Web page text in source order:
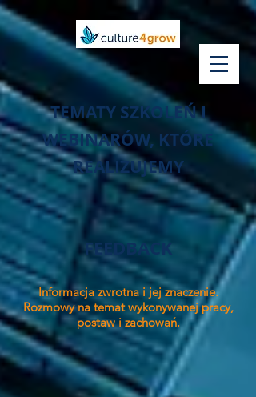
TEMATY SZKOLEŃ I
WEBINARÓW, KTÓRE
REALIZUJEMY
FEEDBACK
Informacja zwrotna i jej znaczenie.
Rozmowy na temat wykonywanej pracy,
postaw i zachowań.